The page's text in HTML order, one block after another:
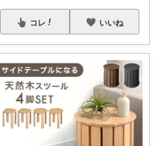
コレ いいね